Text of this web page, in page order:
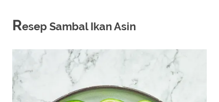
Resep Sambal Ikan Asin